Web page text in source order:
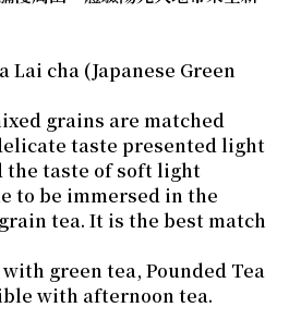
Lai cha (Japanese Green
grains are matched
taste presented light
the taste of soft light
to be immersed in the
tea. It is the best match
green tea, Pounded Tea
with afternoon tea.